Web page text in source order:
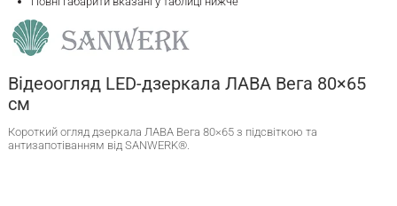
Відеоогляд LED-дзеркала ЛАВА Вега 80×65
см
Короткий огляд дзеркала ЛАВА Вега 80×65 з підсвіткою та
антизапотіванням від SANWERK®.